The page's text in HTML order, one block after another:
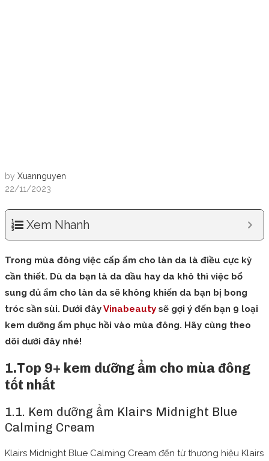
by Xuannguyen
22/11/2023
Xem Nhanh
Trong mùa đông việc cấp ẩm cho làn da là điều cực kỳ
cần thiết. Dù da bạn là da dầu hay da khô thì việc bổ
sung đủ ẩm cho làn da sẽ không khiến da bạn bị bong
tróc sần sùi. Dưới đâyVinabeauty sẽ gợi ý đến bạn 9 loại
kem dưỡng ẩm phục hồi vào mùa đông. Hãy cùng theo
dõi dưới đây nhé!
1.Top 9+ kem dưỡng ẩm cho mùa đông
tốt nhất
1.1. Kem dưỡng ẩm Klairs Midnight Blue
Calming Cream
Klairs Midnight Blue Calming Cream đến từ thương hiệu Klairs